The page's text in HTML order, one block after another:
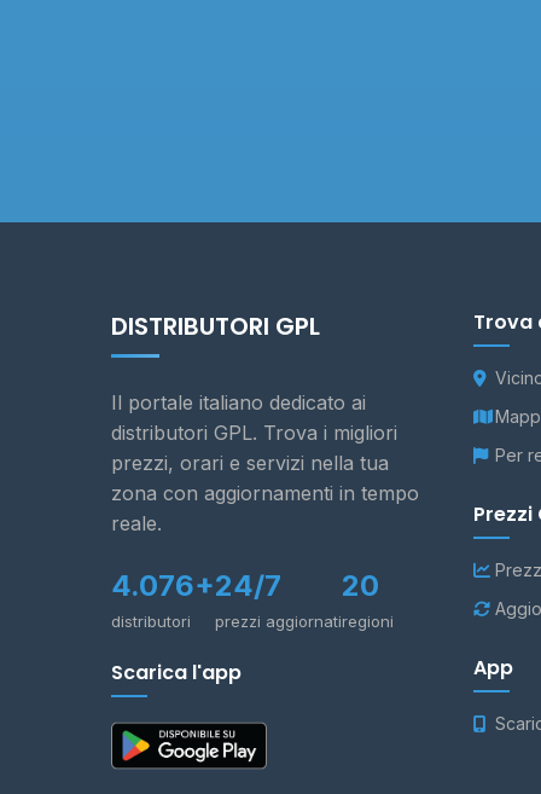
DISTRIBUTORI GPL
Il portale italiano dedicato ai
distributori GPL. Trova i migliori
prezzi, orari e servizi nella tua
zona con aggiornamenti in tempo
reale.
4.076+
distributori
24/7
prezzi aggiornati
20
regioni
Scarica l'app
Trova
Per
Prezzi
App